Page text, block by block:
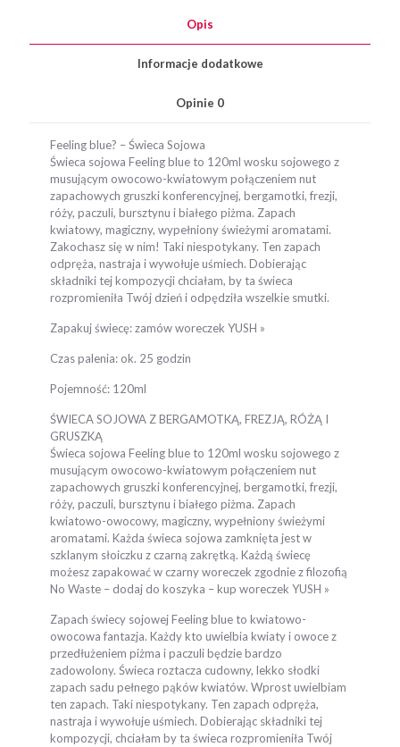
Opis
Informacje dodatkowe
Opinie 0
Feeling blue? – Świeca Sojowa
Świeca sojowa Feeling blue to 120ml wosku sojowego z
musującym owocowo-kwiatowym połączeniem nut
zapachowych gruszki konferencyjnej, bergamotki, frezji,
róży, paczuli, bursztynu i białego piżma. Zapach
kwiatowy, magiczny, wypełniony świeżymi aromatami.
Zakochasz się w nim! Taki niespotykany. Ten zapach
odpręża, nastraja i wywołuje uśmiech. Dobierając
składniki tej kompozycji chciałam, by ta świeca
rozpromieniła Twój dzień i odpędziła wszelkie smutki.
Zapakuj świecę: zamów woreczek YUSH »
Czas palenia: ok. 25 godzin
Pojemność: 120ml
ŚWIECA SOJOWA Z BERGAMOTKĄ, FREZJĄ, RÓŻĄ I
GRUSZKĄ
Świeca sojowa Feeling blue to 120ml wosku sojowego z
musującym owocowo-kwiatowym połączeniem nut
zapachowych gruszki konferencyjnej, bergamotki, frezji,
róży, paczuli, bursztynu i białego piżma. Zapach
kwiatowo-owocowy, magiczny, wypełniony świeżymi
aromatami. Każda świeca sojowa zamknięta jest w
szklanym słoiczku z czarną zakrętką. Każdą świecę
możesz zapakować w czarny woreczek zgodnie z filozofią
No Waste – dodaj do koszyka – kup woreczek YUSH »
Zapach świecy sojowej Feeling blue to kwiatowo-
owocowa fantazja. Każdy kto uwielbia kwiaty i owoce z
przedłużeniem piżma i paczuli będzie bardzo
zadowolony. Świeca roztacza cudowny, lekko słodki
zapach sadu pełnego pąków kwiatów. Wprost uwielbiam
ten zapach. Taki niespotykany. Ten zapach odpręża,
nastraja i wywołuje uśmiech. Dobierając składniki tej
kompozycji, chciałam by ta świeca rozpromieniła Twój